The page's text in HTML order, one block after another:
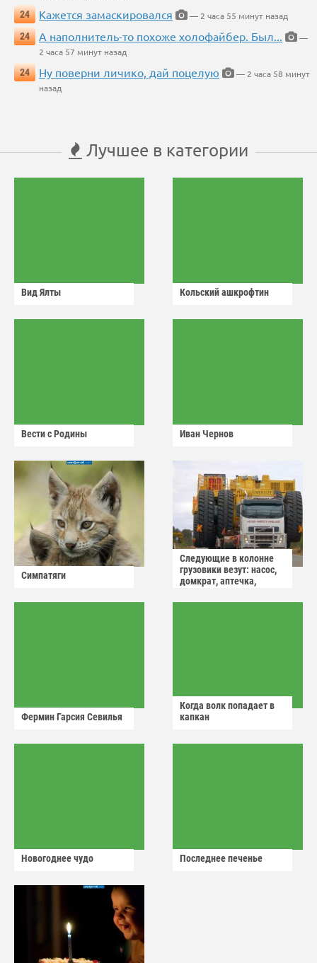
24
Кажется замаскировался
— 2 часа 55 минут назад
24
А наполнитель-то похоже холофайбер. Был...
—
2 часа 57 минут назад
24
Ну поверни личико, дай поцелую
— 2 часа 58 минут
назад
Лучшее в категории
Вид Ялты Кольский ашкрофтин
Вести с Родины Иван Чернов
Симпатяги
Следующие в колонне
грузовики везут: насос,
домкрат, аптечка,
Фермин Гарсия Севилья
Когда волк попадает в
капкан
Новогоднее чудо Последнее печенье